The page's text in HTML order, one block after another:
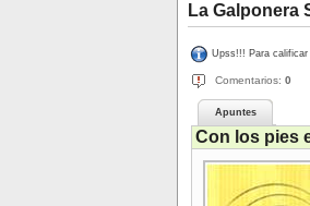
La Galponera
Upss!!! Para
Comentarios: 0
Apuntes
Con los pies